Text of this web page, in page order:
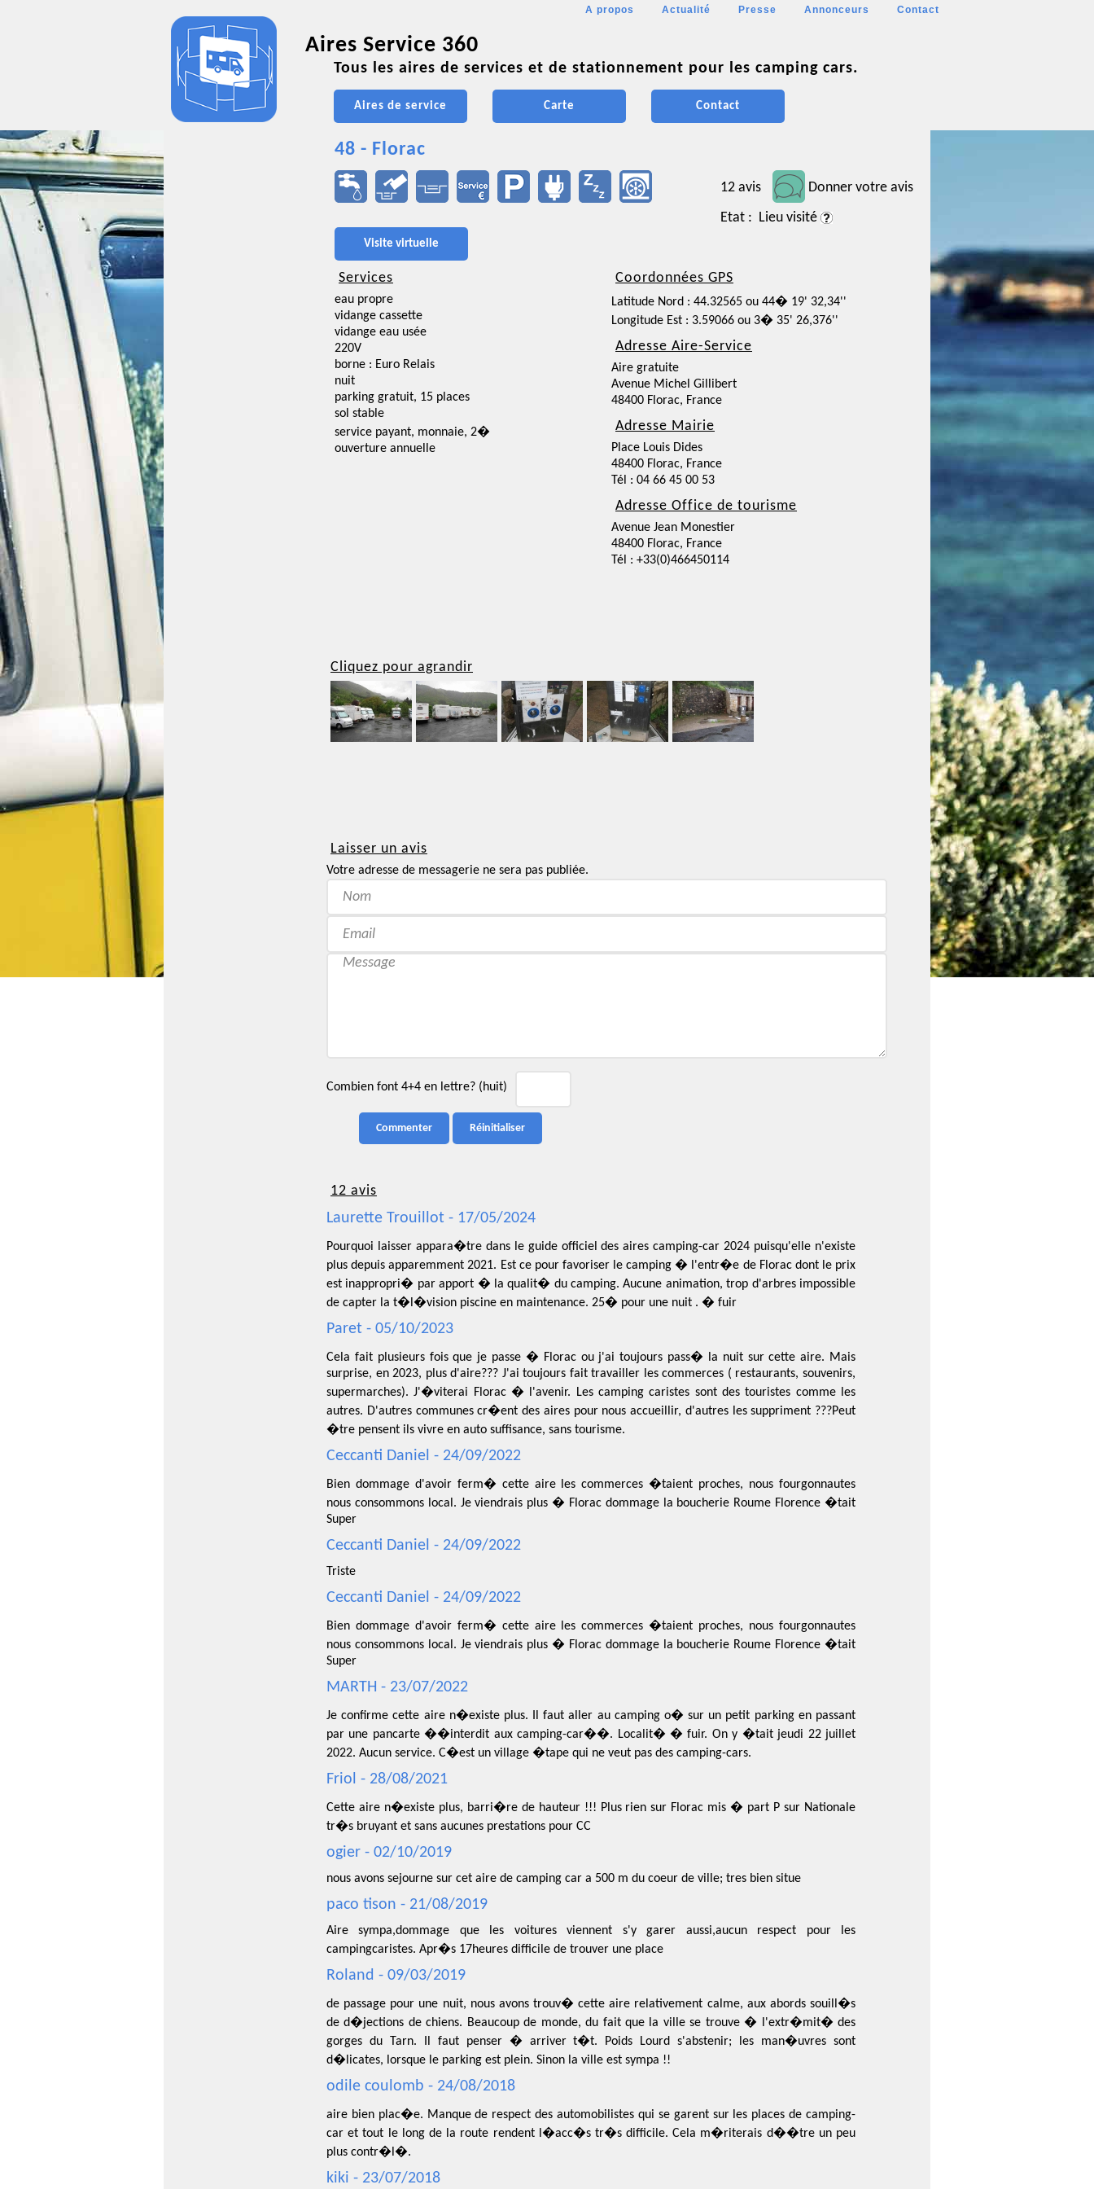
A propos Actualité Presse Annonceurs Contact
Aires Service 360
Tous les aires de services et de stationnement pour les camping cars.
Aires de service Carte Contact
48 - Florac
12 avis
Donner votre avis
Etat : Lieu visité
Visite virtuelle
Services
eau propre
vidange cassette
vidange eau usée
220V
borne : Euro Relais
nuit
parking gratuit, 15 places
sol stable
service payant, monnaie, 2�
ouverture annuelle
Coordonnées GPS
Latitude Nord : 44.32565 ou 44� 19' 32,34''
Longitude Est : 3.59066 ou 3� 35' 26,376''
Adresse Aire-Service
Aire gratuite
Avenue Michel Gillibert
48400 Florac, France
Adresse Mairie
Place Louis Dides
48400 Florac, France
Tél : 04 66 45 00 53
Adresse Office de tourisme
Avenue Jean Monestier
48400 Florac, France
Tél : +33(0)466450114
Cliquez pour agrandir
Laisser un avis
Votre adresse de messagerie ne sera pas publiée.
Combien font 4+4 en lettre? (huit)
12 avis
Laurette Trouillot - 17/05/2024
Pourquoi laisser appara�tre dans le guide officiel des aires camping-car 2024 puisqu'elle n'existe
plus depuis apparemment 2021. Est ce pour favoriser le camping � l'entr�e de Florac dont le prix
est inappropri� par apport � la qualit� du camping. Aucune animation, trop d'arbres impossible
de capter la t�l�vision piscine en maintenance. 25� pour une nuit . � fuir
Paret - 05/10/2023
Cela fait plusieurs fois que je passe � Florac ou j'ai toujours pass� la nuit sur cette aire. Mais
surprise, en 2023, plus d'aire??? J'ai toujours fait travailler les commerces ( restaurants, souvenirs,
supermarches). J'�viterai Florac � l'avenir. Les camping caristes sont des touristes comme les
autres. D'autres communes cr�ent des aires pour nous accueillir, d'autres les suppriment ???Peut
�tre pensent ils vivre en auto suffisance, sans tourisme.
Ceccanti Daniel - 24/09/2022
Bien dommage d'avoir ferm� cette aire les commerces �taient proches, nous fourgonnautes
nous consommons local. Je viendrais plus � Florac dommage la boucherie Roume Florence �tait
Super
Ceccanti Daniel - 24/09/2022
Triste
Ceccanti Daniel - 24/09/2022
Bien dommage d'avoir ferm� cette aire les commerces �taient proches, nous fourgonnautes
nous consommons local. Je viendrais plus � Florac dommage la boucherie Roume Florence �tait
Super
MARTH - 23/07/2022
Je confirme cette aire n�existe plus. Il faut aller au camping o� sur un petit parking en passant
par une pancarte ��interdit aux camping-car��. Localit� � fuir. On y �tait jeudi 22 juillet
2022. Aucun service. C�est un village �tape qui ne veut pas des camping-cars.
Friol - 28/08/2021
Cette aire n�existe plus, barri�re de hauteur !!! Plus rien sur Florac mis � part P sur Nationale
tr�s bruyant et sans aucunes prestations pour CC
ogier - 02/10/2019
nous avons sejourne sur cet aire de camping car a 500 m du coeur de ville; tres bien situe
paco tison - 21/08/2019
Aire sympa,dommage que les voitures viennent s'y garer aussi,aucun respect pour les
campingcaristes. Apr�s 17heures difficile de trouver une place
Roland - 09/03/2019
de passage pour une nuit, nous avons trouv� cette aire relativement calme, aux abords souill�s
de d�jections de chiens. Beaucoup de monde, du fait que la ville se trouve � l'extr�mit� des
gorges du Tarn. Il faut penser � arriver t�t. Poids Lourd s'abstenir; les man�uvres sont
d�licates, lorsque le parking est plein. Sinon la ville est sympa !!
odile coulomb - 24/08/2018
aire bien plac�e. Manque de respect des automobilistes qui se garent sur les places de camping-
car et tout le long de la route rendent l�acc�s tr�s difficile. Cela m�riterais d��tre un peu
plus contr�l�.
kiki - 23/07/2018